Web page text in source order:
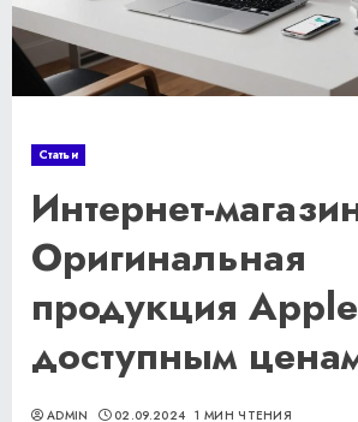
Статьи
Интернет-
Оригинальная
продукция
доступным
ADMIN 02.09.2024 1 МИН ЧТЕНИЯ